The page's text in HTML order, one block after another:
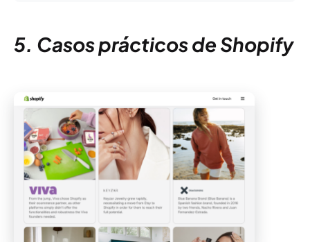
5. Casos prácticos de Shopify